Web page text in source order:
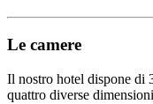
Le camere
Il nostro hotel dispone di
quattro diverse